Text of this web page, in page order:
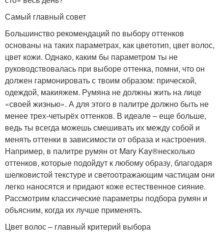
Самый главный совет
Большинство рекомендаций по выбору оттенков
основаны на таких параметрах, как цветотип, цвет волос,
цвет кожи. Однако, каким бы параметром ты не
руководствовалась при выборе оттенка, помни, что он
должен гармонировать с твоим образом: прической,
одеждой, макияжем. Румяна не должны жить на лице
«своей жизнью». А для этого в палитре должно быть не
менее трех-четырёх оттенков. В идеале – еще больше,
ведь ты всегда можешь смешивать их между собой и
менять оттенки в зависимости от образа и настроения.
Например, в палитре румян от Mary Kay®несколько
оттенков, которые подойдут к любому образу, благодаря
шелковистой текстуре и светоотражающим частицам они
легко наносятся и придают коже естественное сияние.
Рассмотрим классические параметры подбора румян и
объясним, когда их лучше применять.
Цвет волос – главный критерий выбора